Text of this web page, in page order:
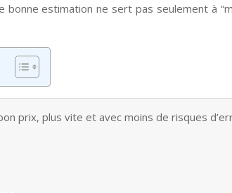
estimation ne sert pas seulement à
prix, plus vite et avec moins de risques